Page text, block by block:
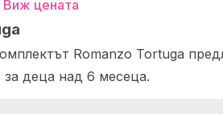
Виж цената
Romanzo Tortuga
деца над 6 месеца.